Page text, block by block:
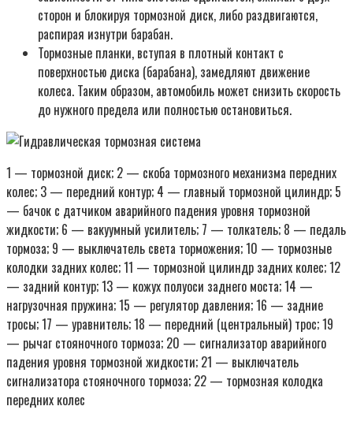
сторон и блокируя тормозной диск, либо раздвигаются,
распирая изнутри барабан.
Тормозные планки, вступая в плотный контакт с
поверхностью диска (барабана), замедляют движение
колеса. Таким образом, автомобиль может снизить скорость
до нужного предела или полностью остановиться.
1 — тормозной диск; 2 — скоба тормозного механизма передних
колес; 3 — передний контур; 4 — главный тормозной цилиндр; 5
— бачок с датчиком аварийного падения уровня тормозной
жидкости; 6 — вакуумный усилитель; 7 — толкатель; 8 — педаль
тормоза; 9 — выключатель света торможения; 10 — тормозные
колодки задних колес; 11 — тормозной цилиндр задних колес; 12
— задний контур; 13 — кожух полуоси заднего моста; 14 —
нагрузочная пружина; 15 — регулятор давления; 16 — задние
тросы; 17 — уравнитель; 18 — передний (центральный) трос; 19
— рычаг стояночного тормоза; 20 — сигнализатор аварийного
падения уровня тормозной жидкости; 21 — выключатель
сигнализатора стояночного тормоза; 22 — тормозная колодка
передних колес